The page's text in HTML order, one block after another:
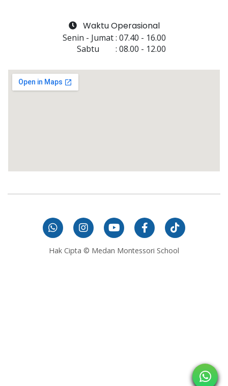
Waktu Operasional
Senin - Jumat : 07.40 - 16.00
Sabtu
: 08.00 - 12.00
Hak Cipta © Medan Montessori School